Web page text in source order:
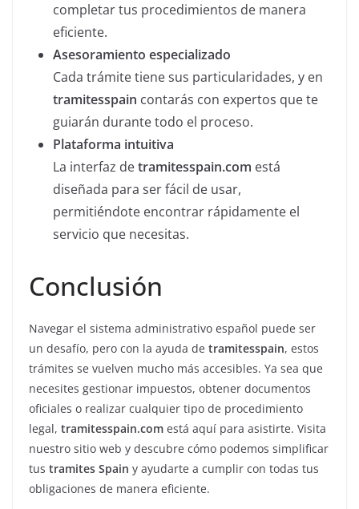
completar tus procedimientos de manera
eficiente.
Asesoramiento especializado
Cada trámite tiene sus particularidades, y en
tramitesspain contarás con expertos que te
guiarán durante todo el proceso.
Plataforma intuitiva
La interfaz detramitesspain.com está
diseñada para ser fácil de usar,
permitiéndote encontrar rápidamente el
servicio que necesitas.
Conclusión
Navegar el sistema administrativo español puede ser
un desafío, pero con la ayuda de tramitesspain, estos
trámites se vuelven mucho más accesibles. Ya sea que
necesites gestionar impuestos, obtener documentos
oficiales o realizar cualquier tipo de procedimiento
legal, tramitesspain.com está aquí para asistirte. Visita
nuestro sitio web y descubre cómo podemos simplificar
tus tramites Spain y ayudarte a cumplir con todas tus
obligaciones de manera eficiente.